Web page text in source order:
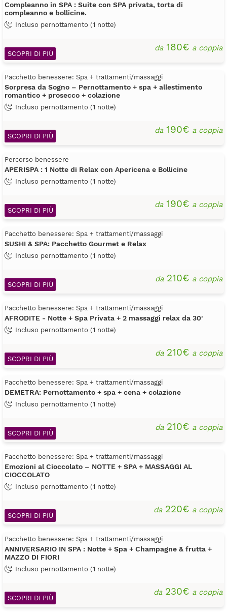
Compleanno in SPA : Suite con SPA privata, torta di
compleanno e bollicine.
Incluso pernottamento (1 notte)
da180€ a coppia
SCOPRI DI PIÙ
Pacchetto benessere: Spa + trattamenti/massaggi
Sorpresa da Sogno – Pernottamento + spa + allestimento
romantico + prosecco + colazione
Incluso pernottamento (1 notte)
da190€ a coppia
SCOPRI DI PIÙ
Percorso benessere
APERISPA : 1 Notte di Relax con Apericena e Bollicine
Incluso pernottamento (1 notte)
da190€ a coppia
SCOPRI DI PIÙ
Pacchetto benessere: Spa + trattamenti/massaggi
SUSHI & SPA: Pacchetto Gourmet e Relax
Incluso pernottamento (1 notte)
da210€ a coppia
SCOPRI DI PIÙ
Pacchetto benessere: Spa + trattamenti/massaggi
AFRODITE - Notte + Spa Privata + 2 massaggi relax da 30'
Incluso pernottamento (1 notte)
da210€ a coppia
SCOPRI DI PIÙ
Pacchetto benessere: Spa + trattamenti/massaggi
DEMETRA: Pernottamento + spa + cena + colazione
Incluso pernottamento (1 notte)
da210€ a coppia
SCOPRI DI PIÙ
Pacchetto benessere: Spa + trattamenti/massaggi
Emozioni al Cioccolato – NOTTE + SPA + MASSAGGI AL
CIOCCOLATO
Incluso pernottamento (1 notte)
da220€ a coppia
SCOPRI DI PIÙ
Pacchetto benessere: Spa + trattamenti/massaggi
ANNIVERSARIO IN SPA : Notte + Spa + Champagne & frutta +
MAZZO DI FIORI
Incluso pernottamento (1 notte)
da230€ a coppia
SCOPRI DI PIÙ